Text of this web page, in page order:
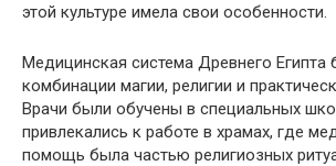
этой культуре имела свои особенности.
Медицинская система Древнего Египта
комбинации магии, религии и
Врачи были обучены в специальных
привлекались к работе в храмах, где
помощь была частью религиозных